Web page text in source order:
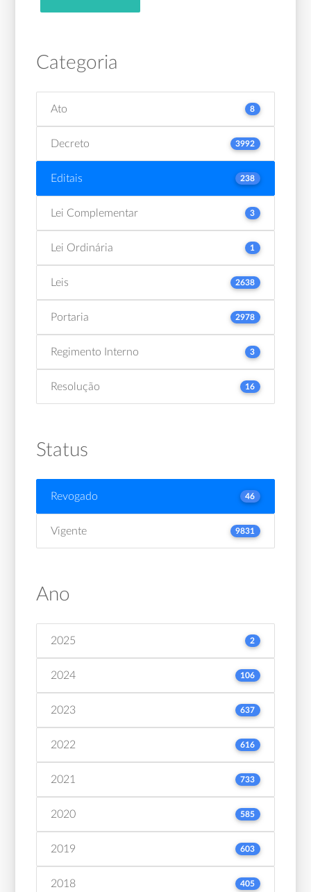
Categoria
Ato 8
Decreto 3992
Editais 238
Lei Complementar 3
Lei Ordinária 1
Leis 2638
Portaria 2978
Regimento Interno 3
Resolução 16
Status
Revogado 46
Vigente 9831
Ano
2025 2
2024 106
2023 637
2022 616
2021 733
2020 585
2019 603
2018 405